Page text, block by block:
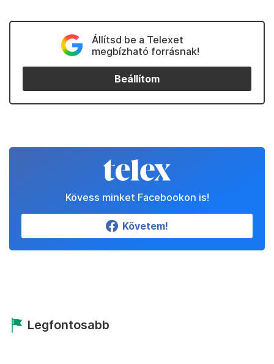
Állítsd be a Telexet
megbízható forrásnak!
Beállítom
Kövess minket Facebookon is!
Követem!
Legfontosabb